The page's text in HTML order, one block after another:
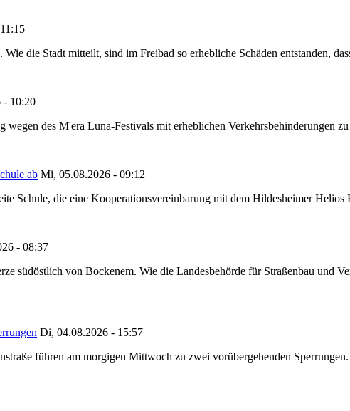
die Stadt mitteilt, sind im Freibad so erhebliche Schäden entstanden,
- 10:20
des M'era Luna-Festivals mit erheblichen Verkehrsbehinderungen
ab Mi, 05.08.2026 - 09:12
Schule, die eine Kooperationsvereinbarung mit dem Hildesheimer
- 08:37
südöstlich von Bockenem. Wie die Landesbehörde für Straßenbau und
Di, 04.08.2026 - 15:57
führen am morgigen Mittwoch zu zwei vorübergehenden